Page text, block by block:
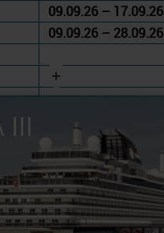
09.09.26 – 17.09.26
09.09.26 – 28.09.26
+
III